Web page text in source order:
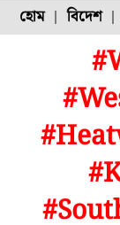
হোম বিদেশ